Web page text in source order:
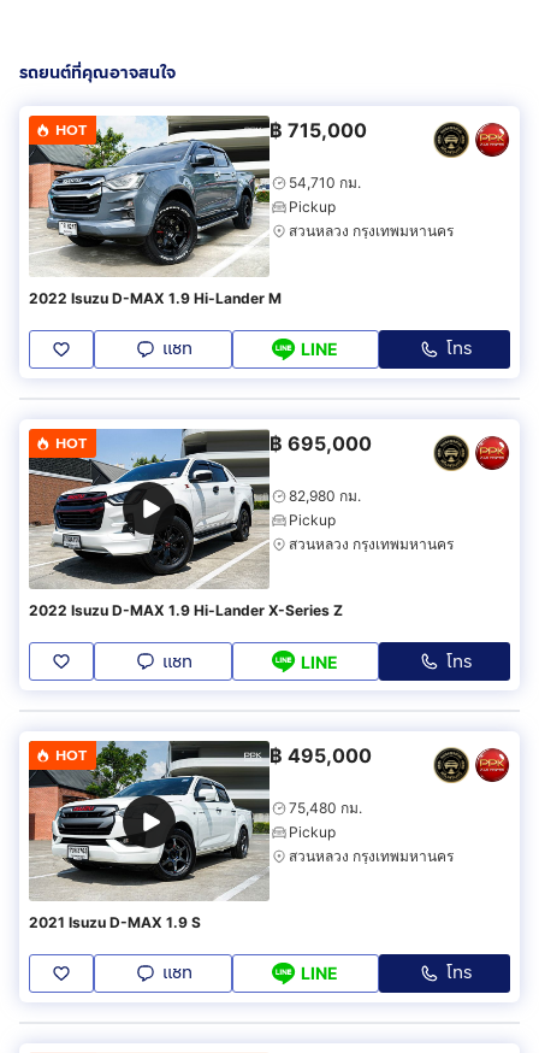
รถยนต์ที่คุณอาจสนใจ
HOT ฿ 715,000
54,710 กม.
Pickup
สวนหลวง กรุงเทพมหานคร
2022 Isuzu D-MAX 1.9 Hi-Lander M
แชท LINE โทร
HOT ฿ 695,000
82,980 กม.
Pickup
สวนหลวง กรุงเทพมหานคร
2022 Isuzu D-MAX 1.9 Hi-Lander X-Series Z
แชท LINE โทร
HOT ฿ 495,000
75,480 กม.
Pickup
สวนหลวง กรุงเทพมหานคร
2021 Isuzu D-MAX 1.9 S
แชท LINE โทร